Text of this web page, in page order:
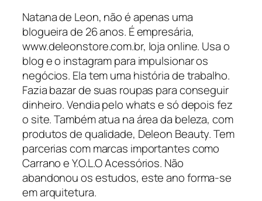
Natana de Leon, não é apenas uma
blogueira de 26 anos. É empresária,
www.deleonstore.com.br, loja online. Usa o
blog e o instagram para impulsionar os
negócios. Ela tem uma história de trabalho.
Fazia bazar de suas roupas para conseguir
dinheiro. Vendia pelo whats e só depois fez
o site. Também atua na área da beleza, com
produtos de qualidade, Deleon Beauty. Tem
parcerias com marcas importantes como
Carrano e Y.O.L.O Acessórios. Não
abandonou os estudos, este ano forma-se
em arquitetura.